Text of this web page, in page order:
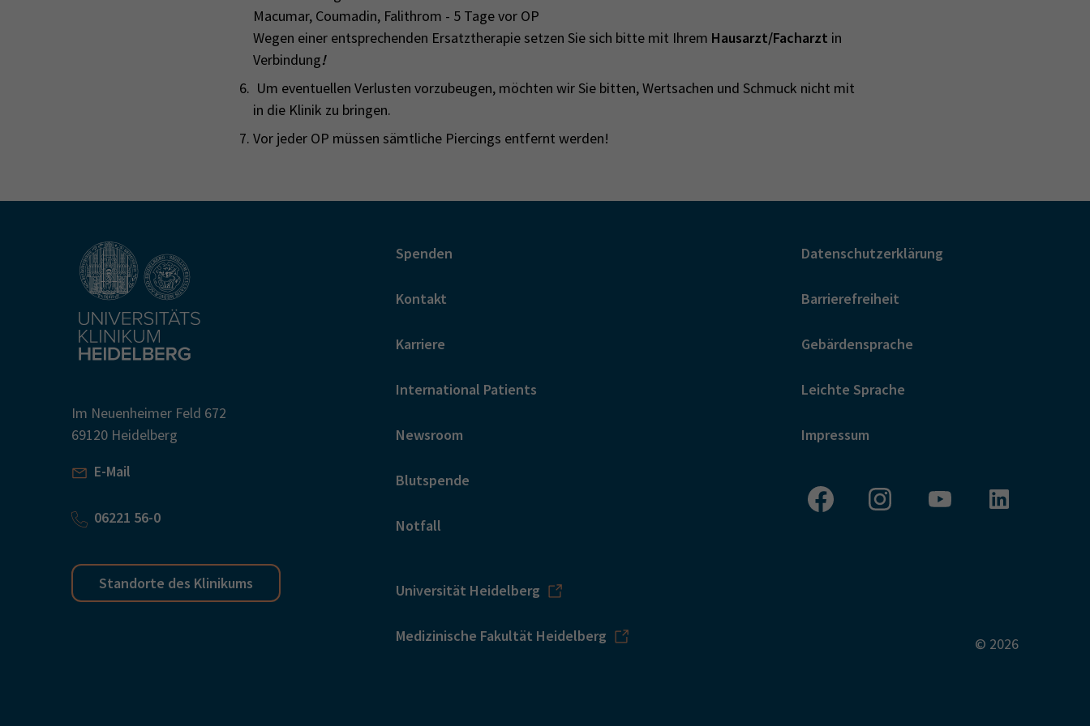
Macumar, Coumadin, Falithrom - 5 Tage vor OP
Wegen einer entsprechenden Ersatztherapie setzen Sie sich bitte mit Ihrem Hausarzt/Facharzt in
Verbindung!
Um eventuellen Verlusten vorzubeugen, möchten wir Sie bitten, Wertsachen und Schmuck nicht mit
in die Klinik zu bringen.
Vor jeder OP müssen sämtliche Piercings entfernt werden!
Im Neuenheimer Feld 672
69120 Heidelberg
E-Mail
06221 56-0
Standorte des Klinikums
Spenden
Kontakt
Karriere
International Patients
Newsroom
Blutspende
Notfall
Universität Heidelberg
Medizinische Fakultät Heidelberg
Datenschutzerklärung
Barrierefreiheit
Gebärdensprache
Leichte Sprache
Impressum
© 2026